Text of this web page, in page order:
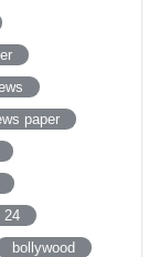
paper
24
bollywood